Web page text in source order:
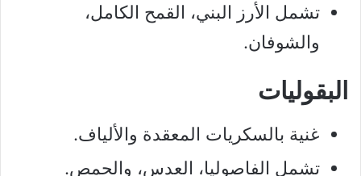
تشمل الأرز البني، القمح الكامل،
والشوفان.
البقوليات
غنية بالسكريات المعقدة والألياف.
تشمل الفاصوليا، العدس، والحمص.